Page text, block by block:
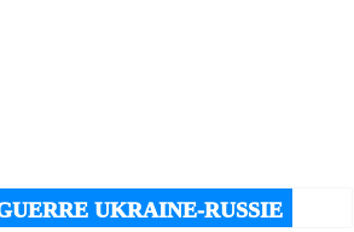
UKRAINE-RUSSIE